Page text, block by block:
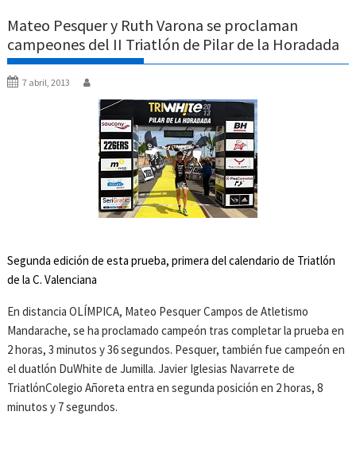
Mateo Pesquer y Ruth Varona se proclaman
campeones del II Triatlón de Pilar de la Horadada
7 abril, 2013
Segunda edición de esta prueba, primera del calendario de Triatlón
de la C. Valenciana
En distancia OLÍMPICA, Mateo Pesquer Campos de Atletismo
Mandarache, se ha proclamado campeón tras completar la prueba en
2 horas, 3 minutos y 36 segundos. Pesquer, también fue campeón en
el duatlón DuWhite de Jumilla. Javier Iglesias Navarrete de
TriatlónColegio Añoreta entra en segunda posición en 2 horas, 8
minutos y 7 segundos.